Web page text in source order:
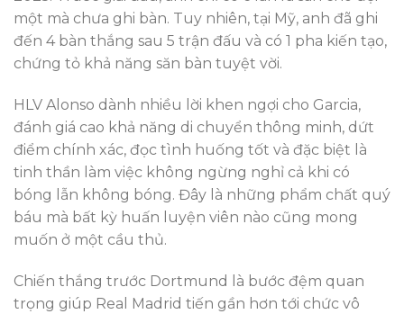
một mà chưa ghi bàn. Tuy nhiên, tại Mỹ, anh đã ghi
đến 4 bàn thắng sau 5 trận đấu và có 1 pha kiến tạo,
chứng tỏ khả năng săn bàn tuyệt vời.
HLV Alonso dành nhiều lời khen ngợi cho Garcia,
đánh giá cao khả năng di chuyển thông minh, dứt
điểm chính xác, đọc tình huống tốt và đặc biệt là
tinh thần làm việc không ngừng nghỉ cả khi có
bóng lẫn không bóng. Đây là những phẩm chất quý
báu mà bất kỳ huấn luyện viên nào cũng mong
muốn ở một cầu thủ.
Chiến thắng trước Dortmund là bước đệm quan
trọng giúp Real Madrid tiến gần hơn tới chức vô